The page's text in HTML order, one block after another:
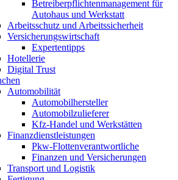
Betreiberpflichtenmanagement für
Autohaus und Werkstatt
Arbeitsschutz und Arbeitssicherheit
Versicherungswirtschaft
Expertentipps
Hotellerie
Digital Trust
Automobilität
Automobilhersteller
Automobilzulieferer
Kfz-Handel und Werkstätten
Finanzdienstleistungen
Pkw‑Flottenverantwortliche
Finanzen und Versicherungen
Transport und Logistik